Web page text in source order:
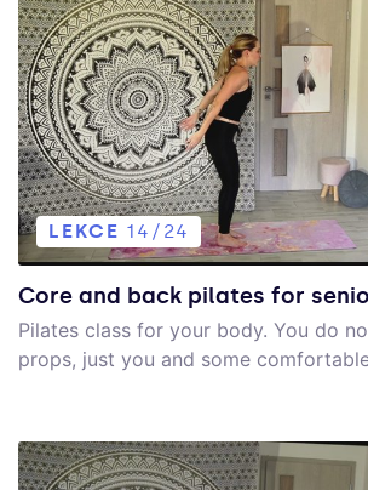
LEKCE 14/24
Core and back pilates for
Pilates class for your body. You do
props, just you and some